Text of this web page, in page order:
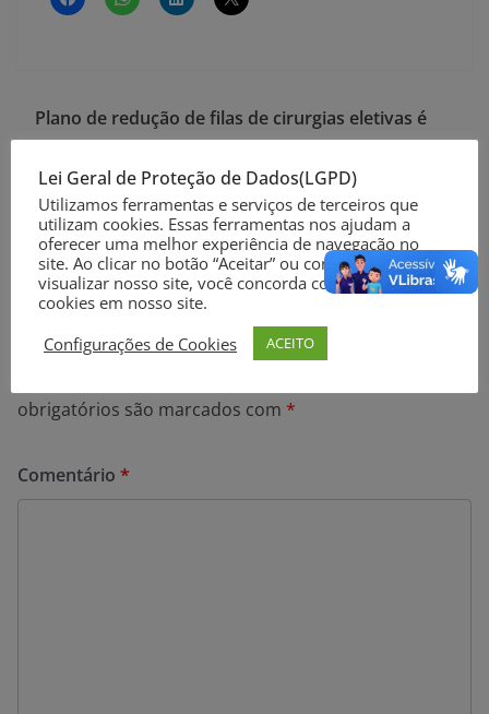
Plano de redução de filas de cirurgias eletivas é
municípios
11 novos casos confirmados de coronavírus nesta
quarta-feira (15) em Rio Grande
Deixe um comentário
obrigatórios são marcados com *
Comentário *
Lei Geral de Proteção de Dados(LGPD)
Utilizamos ferramentas e serviços de terceiros que
utilizam cookies. Essas ferramentas nos ajudam a
oferecer uma melhor experiência de navegação no
site. Ao clicar no botão “Aceitar” ou continuar a
visualizar nosso site, você concorda com o uso de
cookies em nosso site.
Configurações de Cookies
ACEITO